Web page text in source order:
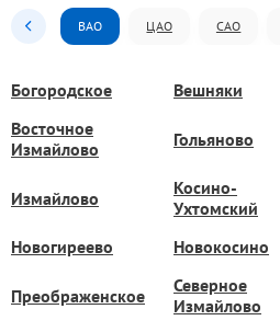
ВАО ЦАО САО
Богородское Вешняки
Восточное
Измайлово
Гольяново
Измайлово
Косино-
Ухтомский
Новогиреево Новокосино
Преображенское
Северное
Измайлово